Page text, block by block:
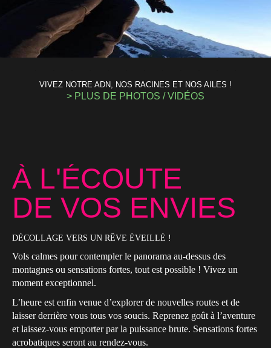
VIVEZ NOTRE ADN, NOS RACINES ET NOS AILES !
> PLUS DE PHOTOS / VIDÉOS
À L'ÉCOUTE
DE VOS ENVIES
DÉCOLLAGE VERS UN RÊVE ÉVEILLÉ !
Vols calmes pour contempler le panorama au-dessus des
montagnes ou sensations fortes, tout est possible ! Vivez un
moment exceptionnel.
L’heure est enfin venue d’explorer de nouvelles routes et de
laisser derrière vous tous vos soucis. Reprenez goût à l’aventure
et laissez-vous emporter par la puissance brute. Sensations fortes
acrobatiques seront au rendez-vous.